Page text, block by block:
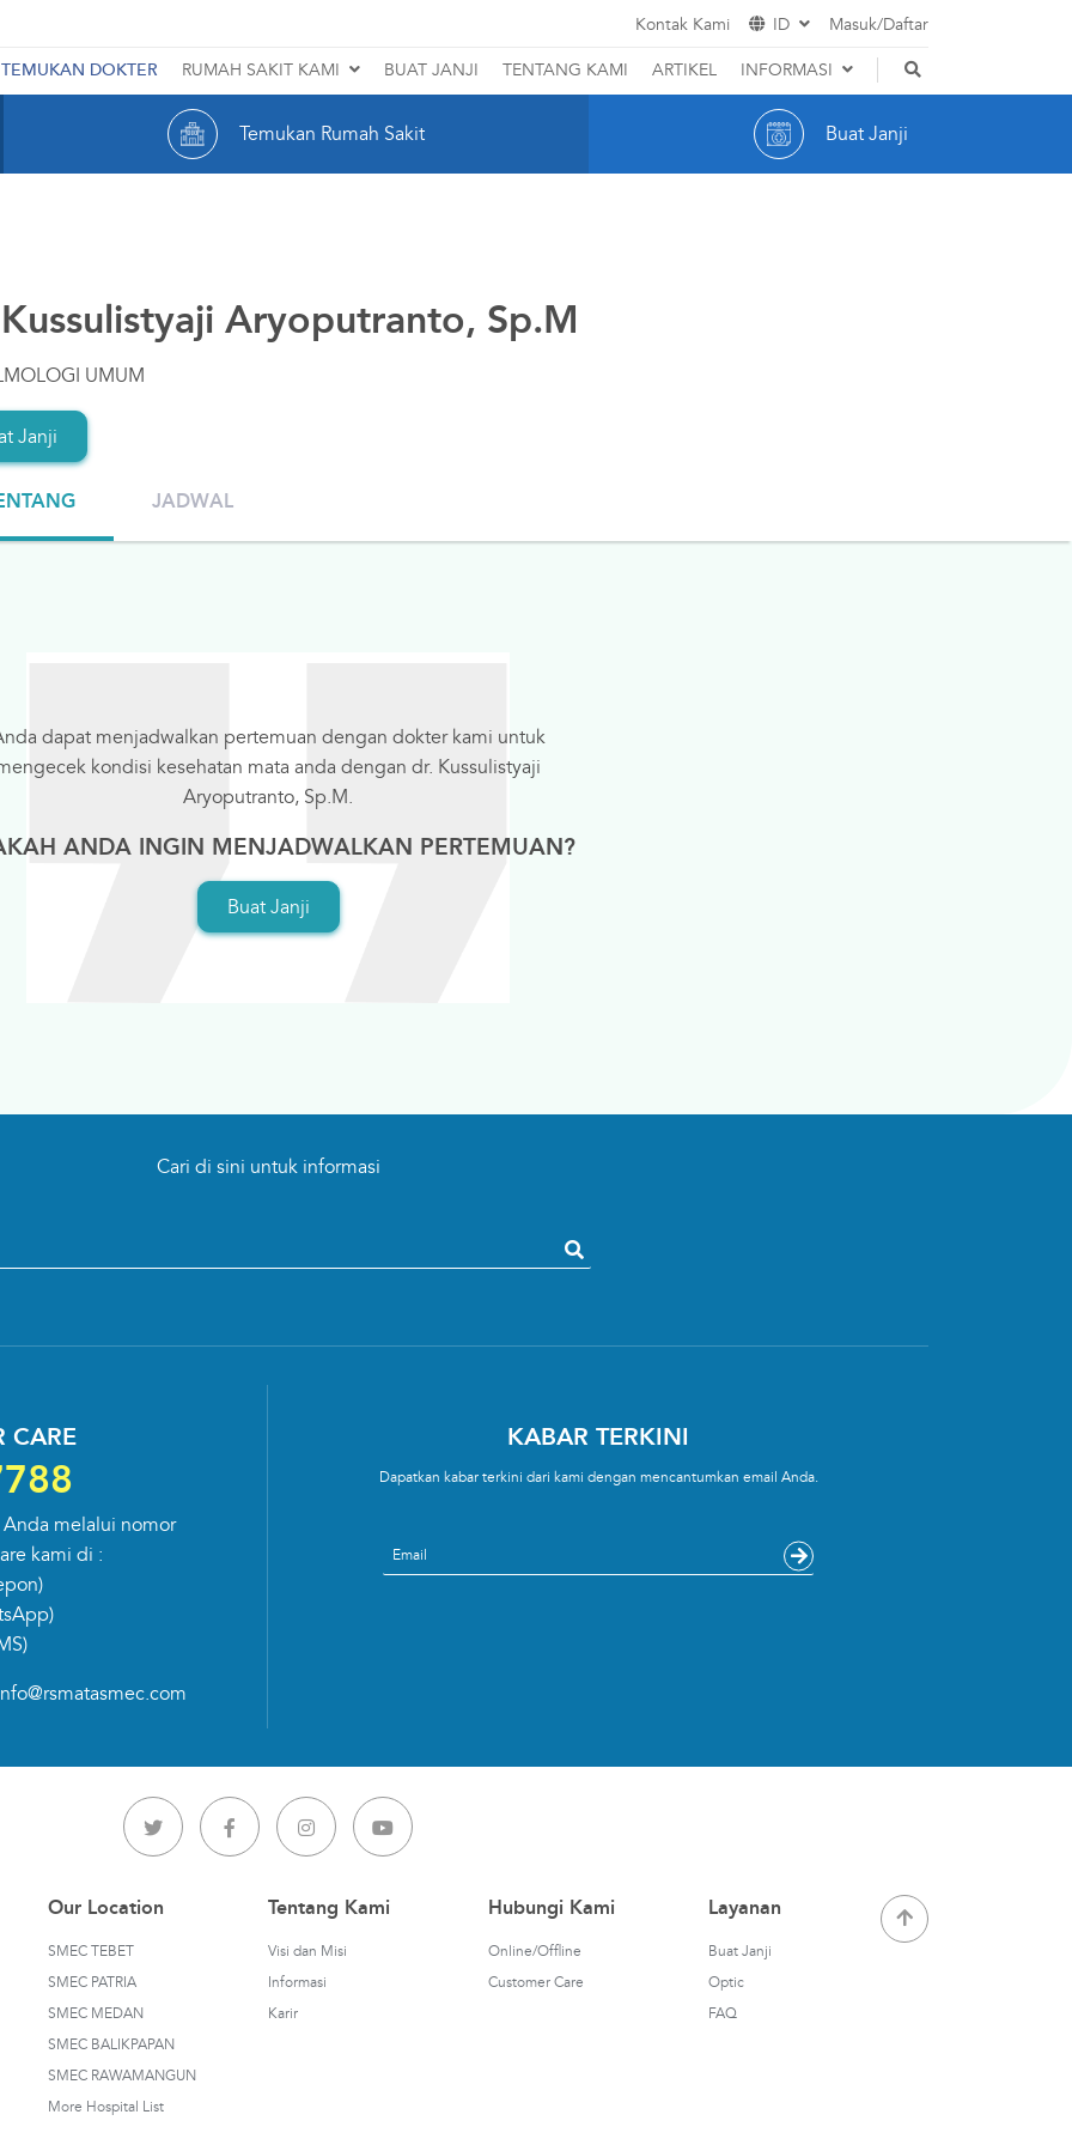
Kontak Kami
ID
ID
Masuk/Daftar
TEMUKAN DOKTER
RUMAH SAKIT KAMI
SMEC TEBET
SMEC PATRIA
SMEC RAWAMANGUN
Lihat Rumah Sakit Lainnya
BUAT JANJI TENTANG KAMI ARTIKEL
INFORMASI
Hak dan Kewajiban Pasien
Asuransi
Temukan Rumah Sakit Buat Janji
Aryoputranto, Sp.M
UMUM
Janji
JADWAL
dapat menjadwalkan pertemuan dengan dokter kami untuk
kondisi kesehatan mata anda dengan dr. Kussulistyaji
Aryoputranto, Sp.M.
ANDA INGIN MENJADWALKAN PERTEMUAN?
Buat Janji
Cari di sini untuk informasi
CARE
melalui nomor
kami di :
KABAR TERKINI
Dapatkan kabar terkini dari kami dengan mencantumkan email Anda.
Email
Our Location
SMEC TEBET
SMEC PATRIA
SMEC MEDAN
SMEC BALIKPAPAN
SMEC RAWAMANGUN
More Hospital List
Tentang Kami
Visi dan Misi
Informasi
Karir
Hubungi Kami
Online/Offline
Customer Care
Layanan
Buat Janji
Optic
FAQ